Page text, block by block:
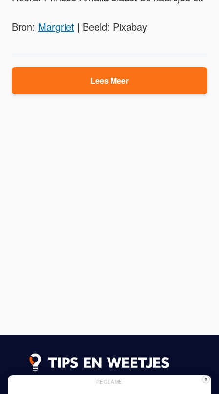
Bron: Margriet | Beeld: Pixabay
Lees Meer
RECLAME X